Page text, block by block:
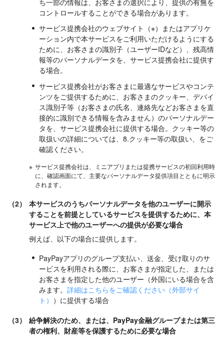
コントロールすることができる場合があります。
サービス提携会社のウェブサイト（※）またはアプリケ
ーション内で本サービスをご利用いただけるようにする
ために、お客さまの識別子（ユーザーIDなど）、残高情
報等のパーソナルデータを、サービス提携会社に提供す
る場合。
サービス提携会社がお客さまに最適なサービスやコンテ
ンツをご提供するために、お客さまのクッキー、デバイ
ス識別子等（お客さまの氏名、連絡先などお客さまを直
接的に識別できる情報を含みません）のパーソナルデー
タを、サービス提携会社に提供する場合。クッキー等の
取扱いの詳細については、8.クッキー等の取扱い、をご
確認ください。
※ サービス提携会社は、ミニアプリまたは提携サービスの初回利用時
に、確認画面にて、主要なパーソナルデータ提供項目とともに明示
されます。
（2）
本サービスのうちパーソナルデータを他のユーザーに開示
することを前提としているサービスを提供するために、本
サービス上で他のユーザーへの提供が必要な場合
例えば、以下の場合に提供します。
PayPayアプリのグループ支払い、送金、受け取りのサ
ービスを利用される際に、お客さまが指定した、または
お客さまを指定した他のユーザー（外国にいる場合を含
みます。 詳細はこちらをご確認ください（外部サイ
ト） ）に提供する場合
（3）
紛争解決のため、または、PayPay金融グループまたは第三
者の権利、財産等を保護するために必要な場合